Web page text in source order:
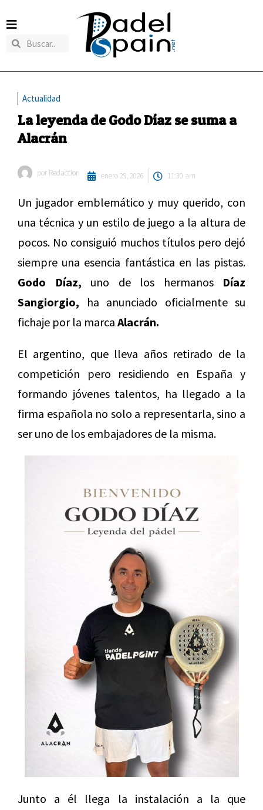
Actualidad
La leyenda de Godo Díaz se suma a
Alacrán
por Redaccion enero 29, 2026 11:30 am
Un jugador emblemático y muy querido, con
una técnica y un estilo de juego a la altura de
pocos. No consiguió muchos títulos pero dejó
siempre una esencia fantástica en las pistas.
Godo Díaz, uno de los hermanos Díaz
Sangiorgio, ha anunciado oficialmente su
fichaje por la marca Alacrán.
El argentino, que lleva años retirado de la
competición pero residiendo en España y
formando jóvenes talentos, ha llegado a la
firma española no solo a representarla, sino a
ser uno de los embajadores de la misma.
Junto a él llega la instalación a la que